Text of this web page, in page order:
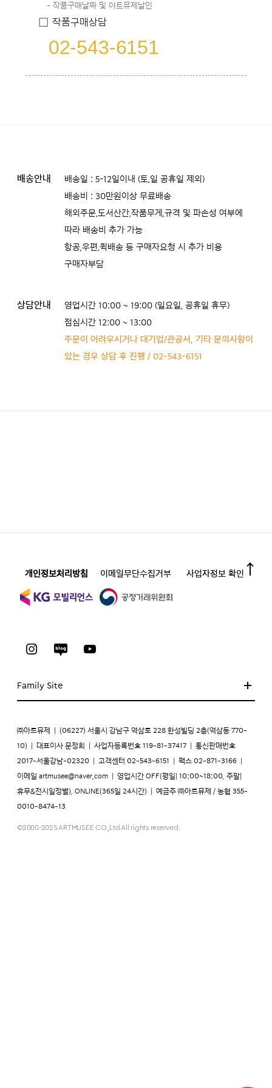
작품구매날짜 및 아트뮤제날인
작품구매상담
02-543-6151
배송안내
배송일 : 5-12일이내 (토,일 공휴일 제외)
배송비 : 30만원이상 무료배송
해외주문,도서산간,작품무게,규격 및 파손성 여부에
따라 배송비 추가 가능
항공,우편,퀵배송 등 구매자요청 시 추가 비용
구매자부담
상담안내
영업시간 10:00 ~ 19:00 (일요일, 공휴일 휴무)
점심시간 12:00 ~ 13:00
주문이 어려우시거나 대기업/관공서, 기타 문의사항이
있는 경우 상담 후 진행 / 02-543-6151
Family Site
개인정보처리방침 이메일무단수집거부 사업자정보 확인
㈜아트뮤제 (06227) 서울시 강남구 역삼로 228 한성빌딩 2층(역삼동 770-
10) 대표이사 문정희 사업자등록번호 119-81-37417 통신판매번호
2017-서울강남-02320 고객센터 02-543-6151 팩스 02-871-3166
이메일 artmusee@naver.com 영업시간 OFF(평일| 10:00~18:00, 주말|
휴무&전시일정별), ONLINE(365일 24시간) 예금주 ㈜아트뮤제 / 농협 355-
0010-8474-13
©2000-2025 ARTMUSEE CO.,Ltd All rights reserved.